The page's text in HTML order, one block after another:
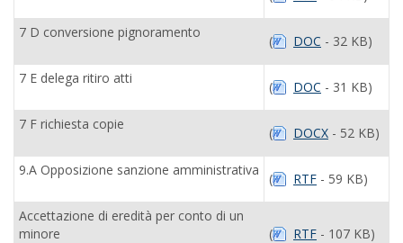
7 D conversione pignoramento
( DOC - 32 KB)
7 E delega ritiro atti
( DOC - 31 KB)
7 F richiesta copie
( DOCX - 52 KB)
9.A Opposizione sanzione amministrativa
( RTF - 59 KB)
Accettazione di eredità per conto di un
minore
( RTF - 107 KB)